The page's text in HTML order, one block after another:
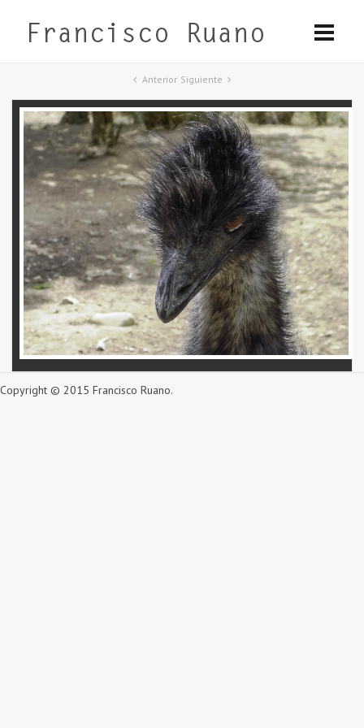
Anterior Siguiente
Copyright © 2015 Francisco Ruano.